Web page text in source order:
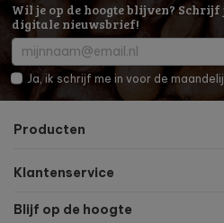
Wil je op de hoogte blijven?
digitale nieuwsbrief!
Ja, ik schrijf me in voor de
Producten
Klantenservice
Blijf op de hoogte